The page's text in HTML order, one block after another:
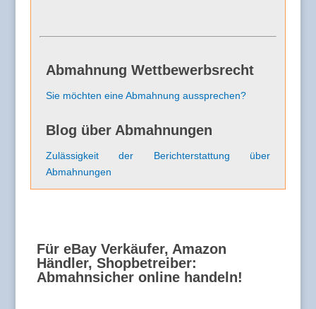
Abmahnung Wettbewerbsrecht
Sie möchten eine Abmahnung aussprechen?
Blog über Abmahnungen
Zulässigkeit der Berichterstattung über
Abmahnungen
Für eBay Verkäufer, Amazon
Händler, Shopbetreiber:
Abmahnsicher online handeln!